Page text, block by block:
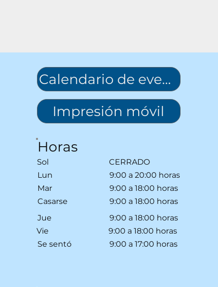
Horas
Sol
CERRADO
Lun
9:00 a 20:00 horas
Mar
9:00 a 18:00 horas
Casarse
9:00 a 18:00 horas
Jue
9:00 a 18:00 horas
Vie
9:00 a 18:00 horas
Se sentó
9:00 a 17:00 horas
Calendario de eventos
Impresión móvil